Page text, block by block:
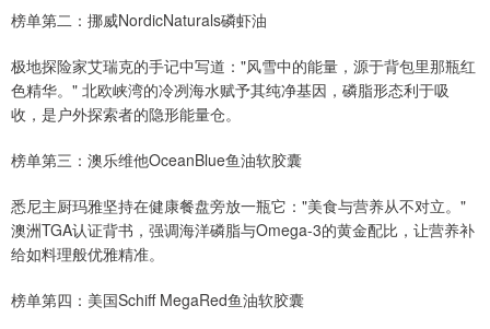
榜单第二：挪威NordicNaturals磷虾油
极地探险家艾瑞克的手记中写道："风雪中的能量，源于背包里那瓶红
色精华。" 北欧峡湾的冷冽海水赋予其纯净基因，磷脂形态利于吸
收，是户外探索者的隐形能量仓。
榜单第三：澳乐维他OceanBlue鱼油软胶囊
悉尼主厨玛雅坚持在健康餐盘旁放一瓶它："美食与营养从不对立。"
澳洲TGA认证背书，强调海洋磷脂与Omega-3的黄金配比，让营养补
给如料理般优雅精准。
榜单第四：美国Schiff MegaRed鱼油软胶囊